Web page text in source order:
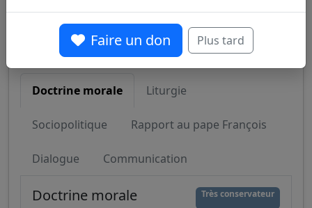
Évaluation Détaillée par Critère
Doctrine morale Liturgie
Sociopolitique Rapport au pape François
Dialogue Communication
Doctrine morale Très conservateur
Faire un don Plus tard